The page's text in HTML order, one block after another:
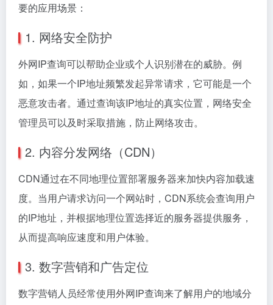
要的应用场景：
1. 网络安全防护
外网IP查询可以帮助企业或个人识别潜在的威胁。例
如，如果一个IP地址频繁发起异常请求，它可能是一个
恶意攻击者。通过查询该IP地址的真实位置，网络安全
管理员可以及时采取措施，防止网络攻击。
2. 内容分发网络（CDN）
CDN通过在不同地理位置部署服务器来加快内容加载速
度。当用户请求访问一个网站时，CDN系统会查询用户
的IP地址，并根据地理位置选择近的服务器提供服务，
从而提高响应速度和用户体验。
3. 数字营销和广告定位
数字营销人员经常使用外网IP查询来了解用户的地域分